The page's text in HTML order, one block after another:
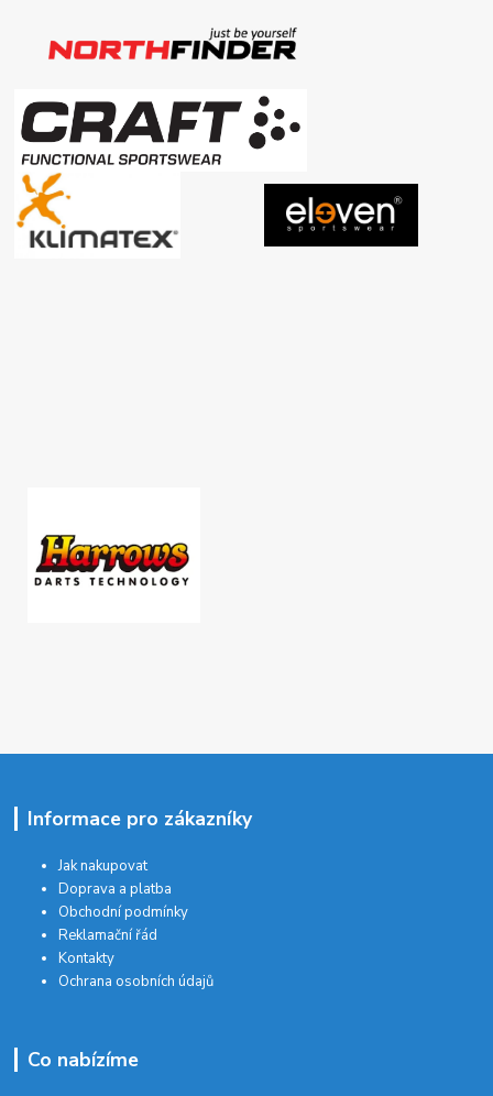
Informace pro zákazníky
Jak nakupovat
Doprava a platba
Obchodní podmínky
Reklamační řád
Kontakty
Ochrana osobních údajů
Co nabízíme